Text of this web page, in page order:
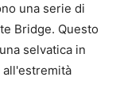
una serie di
Bridge. Questo
selvatica in